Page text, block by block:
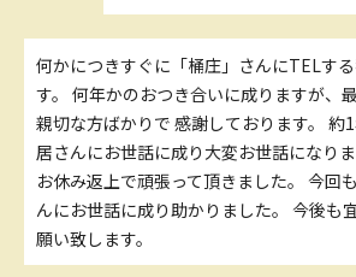
何かにつきすぐに「桶庄」さんにTELす
す。 何年かのおつき合いに成りますが、
親切な方ばかりで 感謝しております。 約
居さんにお世話に成り大変お世話になりま
お休み返上で頑張って頂きました。 今回
んにお世話に成り助かりました。 今後も
願い致します。